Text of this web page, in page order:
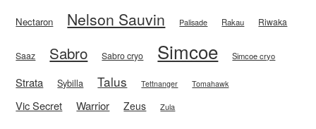
Nectaron Nelson Sauvin Palisade Rakau Riwaka
Saaz Sabro Sabro cryo Simcoe Simcoe cryo
Strata Sybilla Talus Tettnanger Tomahawk
Vic Secret Warrior Zeus Zula